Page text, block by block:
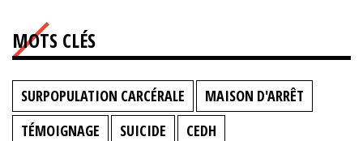
MOTS CLÉS
SURPOPULATION CARCÉRALE
MAISON D'ARRÊT
TÉMOIGNAGE
SUICIDE CEDH